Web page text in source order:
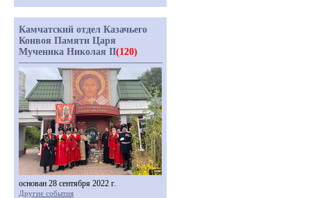
Камчатский отдел Казачьего
Конвоя Памяти Царя
Мученика Николая II(120)
основан 28 сентября 2022 г.
Другие события